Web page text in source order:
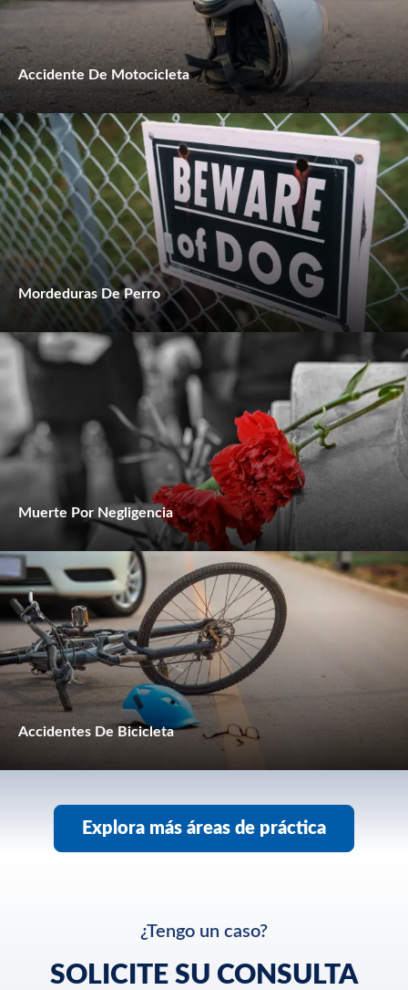
Accidente De Motocicleta
Mordeduras De Perro
Muerte Por Negligencia
Accidentes De Bicicleta
Explora más áreas de práctica
¿Tengo un caso?
SOLICITE SU CONSULTA